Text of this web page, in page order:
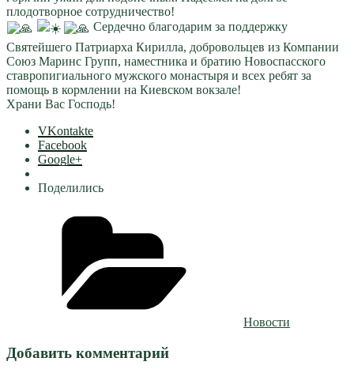
плодотворное сотрудничество!
Сердечно благодарим за поддержку
Святейшего Патриарха Кирилла, добровольцев из Компании
Союз Маринс Групп, наместника и братию Новоспасского
ставропигиального мужского монастыря и всех ребят за
помощь в кормлении на Киевском вокзале!
Храни Вас Господь!
VKontakte
Facebook
Google+
Поделились
Новости
Добавить комментарий